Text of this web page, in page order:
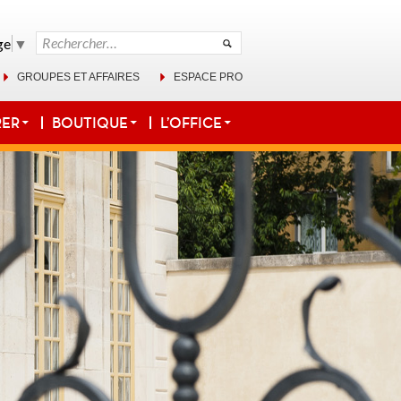
Rechercher :
▼
GROUPES ET AFFAIRES ESPACE PRO
BOUTIQUE L’OFFICE